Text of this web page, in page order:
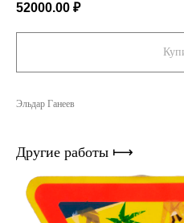
52000.00 ₽
Эльдар Ганеев
Другие работы ⟼